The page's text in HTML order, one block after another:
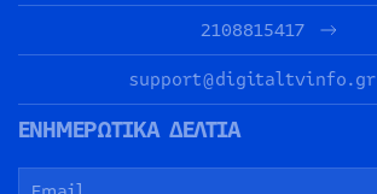
2108815417
support@digitaltvinfo.gr
ΕΝΗΜΕΡΩΤΙΚΑ ΔΕΛΤΙΑ